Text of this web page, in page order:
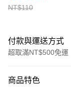
NT$110
付款與運送方式
超取滿NT$500免運
信用卡一次付款
商品特色